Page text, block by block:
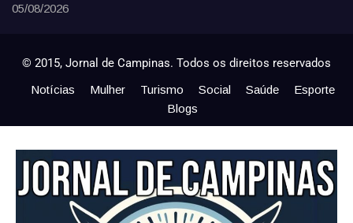
05/08/2026
© 2015, Jornal de Campinas. Todos os direitos reservados
Notícias Mulher Turismo Social Saúde
Esporte
Blogs